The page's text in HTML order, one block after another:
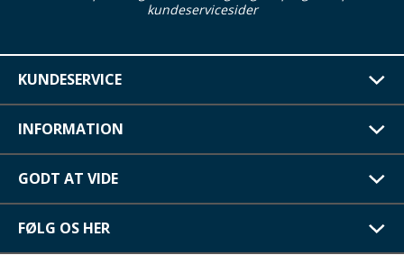
kundeservicesider
KUNDESERVICE
INFORMATION
GODT AT VIDE
FØLG OS HER